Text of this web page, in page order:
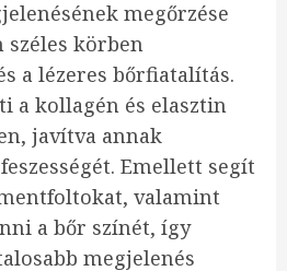
megőrzése
széles körben
a lézeres bőrfiatalítás.
a kollagén és elasztin
javítva annak
Emellett segít
valamint
a bőr színét, így
megjelenés